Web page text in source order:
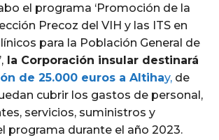
el programa ‘Promoción de la
Precoz del VIH y las ITS en
para la Población General de
la Corporación insular destinará
de 25.000 euros a Altihay, de
cubrir los gastos de personal,
servicios, suministros y
programa durante el año 2023.